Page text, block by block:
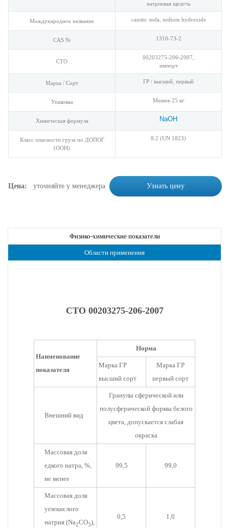
натриевая щелочь
Международное название caustic soda, sodium hydroxide
CAS № 1310-73-2
СТО
00203275-206-2007,
импорт
Марка / Сорт ГР / высший, первый
Упаковка Мешок 25 кг
Химическая формула NaOH
Класс опасности груза по ДОПОГ
(ООН)
8.2 (UN 1823)
Цена: уточняйте у менеджера Узнать цену
Физико-химические показатели
Области применения
СТО 00203275-206-2007
Наименование
показателя
Норма
Марка ГР
высший сорт
Марка ГР
первый сорт
Внешний вид
Гранулы сферической или
полусферической формы белого
цвета, допускается слабая
окраска
Массовая доля
едкого натра, %,
не менее
99,5 99,0
Массовая доля
углекислого
натрия (Na2CO3),
0,5 1,0